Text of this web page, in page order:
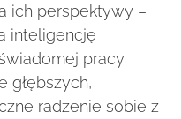
ich perspektywy –
inteligencję
pracy.
głębszych,
radzenie sobie z